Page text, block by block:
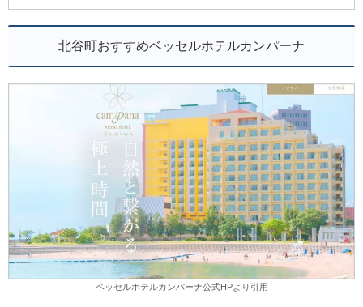
北谷町おすすめベッセルホテルカンパーナ
ベッセルホテルカンパーナ公式HPより引用